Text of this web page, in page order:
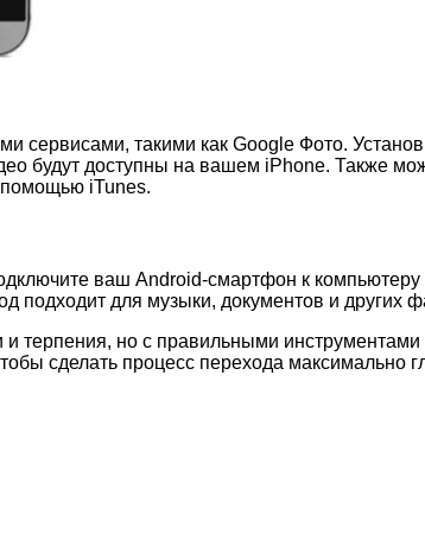
такими как Google Фото.
будут доступны на вашем iPhone. Также
помощью iTunes.
ваш Android-смартфон к
подходит для музыки, документов и
терпения, но с правильными
сделать процесс перехода максимально